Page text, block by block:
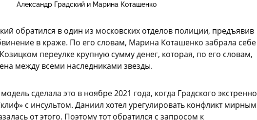
Александр Градский и Марина Коташенко
обратился в один из московских отделов полиции, предъявив
в краже. По его словам, Марина Коташенко забрала себе
переулке крупную сумму денег, которая, по его словам,
между всеми наследниками звезды.
сделала это в ноябре 2021 года, когда Градского экстренно
с инсультом. Даниил хотел урегулировать конфликт мирным
от этого. Поэтому тот обратился с запросом к